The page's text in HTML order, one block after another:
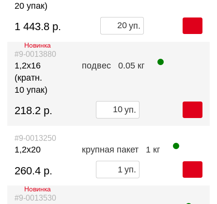
20 упак)
1 443.8 р. уп.
#9-0013880
Новинка
1,2х16
(кратн.
10 упак)
подвес 0.05 кг
218.2 р. уп.
#9-0013250
1,2х20 крупная пакет 1 кг
260.4 р. уп.
#9-0013530
Новинка